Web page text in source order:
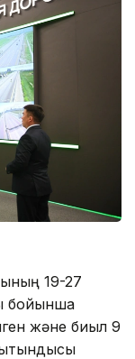
19-27
бойынша
және биыл 9